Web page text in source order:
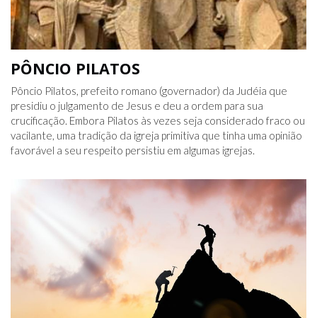
PÔNCIO PILATOS
Pôncio Pilatos, prefeito romano (governador) da Judéia que
presidiu o julgamento de Jesus e deu a ordem para sua
crucificação. Embora Pilatos às vezes seja considerado fraco ou
vacilante, uma tradição da igreja primitiva que tinha uma opinião
favorável a seu respeito persistiu em algumas igrejas.